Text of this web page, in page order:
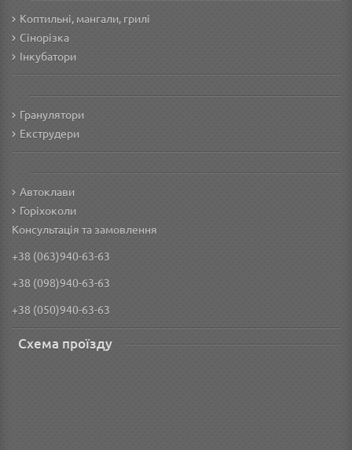
Коптильні, мангали, грилі
Сінорізка
Інкубатори
Гранулятори
Екструдери
Автоклави
Горіхоколи
Консультація та замовлення
+38 (063)940-63-63
+38 (098)940-63-63
+38 (050)940-63-63
Схема проїзду